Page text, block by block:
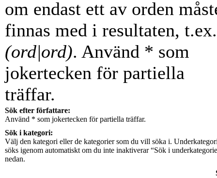
om endast ett av orden
finnas med i resultaten, t.ex.
(ord|ord). Använd * som
jokertecken för partiella
träffar.
Sök efter författare:
Använd * som jokertecken för partiella träffar.
Sök i kategori:
Välj den kategori eller de kategorier som du vill söka i.
söks igenom automatiskt om du inte inaktiverar “Sök i
nedan.